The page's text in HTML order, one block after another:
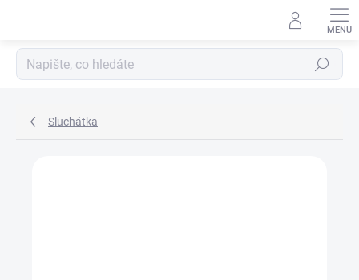
na
obsah
Hledat
Sluchátka